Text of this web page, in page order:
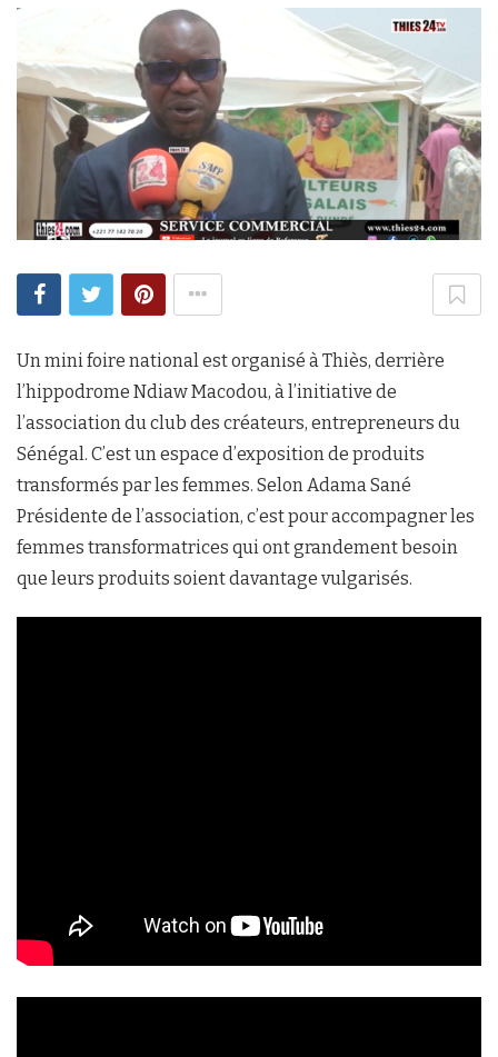
Un mini foire national est organisé à Thiès, derrière
l’hippodrome Ndiaw Macodou, à l’initiative de
l’association du club des créateurs, entrepreneurs du
Sénégal. C’est un espace d’exposition de produits
transformés par les femmes. Selon Adama Sané
Présidente de l’association, c’est pour accompagner les
femmes transformatrices qui ont grandement besoin
que leurs produits soient davantage vulgarisés.